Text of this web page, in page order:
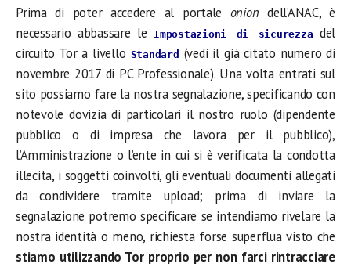
Prima di poter accedere al portale onion dell’ANAC, è
necessario abbassare le
Impostazioni di sicurezza del
circuito Tor a livello Standard (vedi il già citato numero di
novembre 2017 di PC Professionale). Una volta entrati sul
sito possiamo fare la nostra segnalazione, specificando con
notevole dovizia di particolari il nostro ruolo (dipendente
pubblico o di impresa che lavora per il pubblico),
l’Amministrazione o l’ente in cui si è verificata la condotta
illecita, i soggetti coinvolti, gli eventuali documenti allegati
da condividere tramite upload; prima di inviare la
segnalazione potremo specificare se intendiamo rivelare la
nostra identità o meno, richiesta forse superflua visto che
stiamo utilizzando Tor proprio per non farci rintracciare